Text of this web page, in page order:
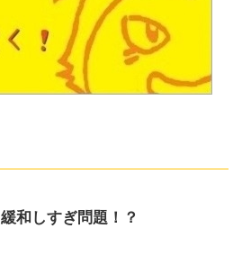
緩和しすぎ問題！？